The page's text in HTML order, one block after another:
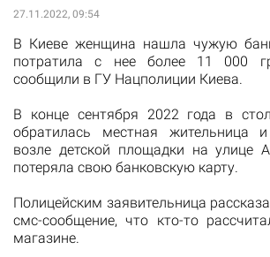
27.11.2022, 09:54
В Киеве женщина нашла чужую
потратила с нее более 11 000
сообщили в ГУ Нацполиции Киева.
В конце сентября 2022 года в
обратилась местная жительница
возле детской площадки на улице
потеряла свою банковскую карту.
Полицейским заявительница
смс-сообщение, что кто-то
магазине.